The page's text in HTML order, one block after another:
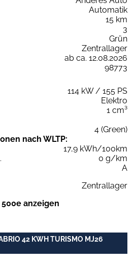
Automatik
15 km
3
Grün
Zentrallager
ab ca. 12.08.2026
98773
114 kW / 155 PS
Elektro
1 cm³
4 (Green)
nach WLTP:
17,9 kWh/100km
0 g/km
A
Zentrallager
anzeigen
42 KWH TURISMO MJ26